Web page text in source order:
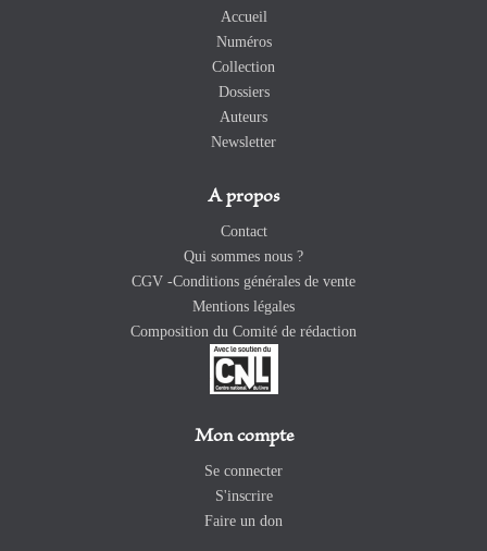
Accueil
Numéros
Collection
Dossiers
Auteurs
Newsletter
A propos
Contact
Qui sommes nous ?
CGV -Conditions générales de vente
Mentions légales
Composition du Comité de rédaction
Mon compte
Se connecter
S'inscrire
Faire un don